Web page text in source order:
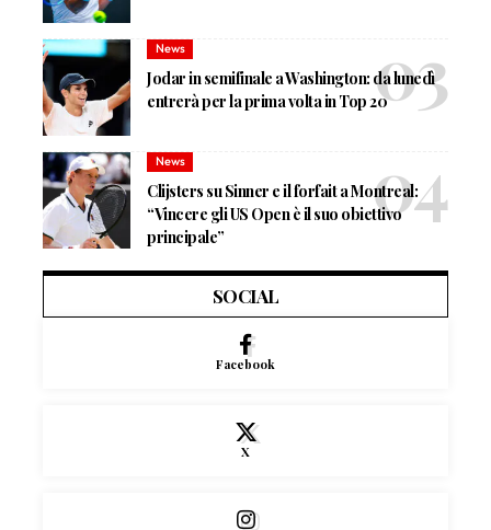
News
Jodar in semifinale a Washington: da lunedì
entrerà per la prima volta in Top 20
News
Clijsters su Sinner e il forfait a Montreal:
“Vincere gli US Open è il suo obiettivo
principale”
SOCIAL
Facebook
X